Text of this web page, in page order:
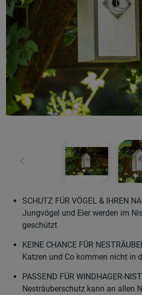
Zurück
SCHUTZ FÜR VÖGEL & IHREN
Jungvögel und Eier werden im
geschützt
KEINE CHANCE FÜR
Katzen und Co kommen nicht in
PASSEND FÜR WINDHAGER-
Nesträuberschutz kann an allen